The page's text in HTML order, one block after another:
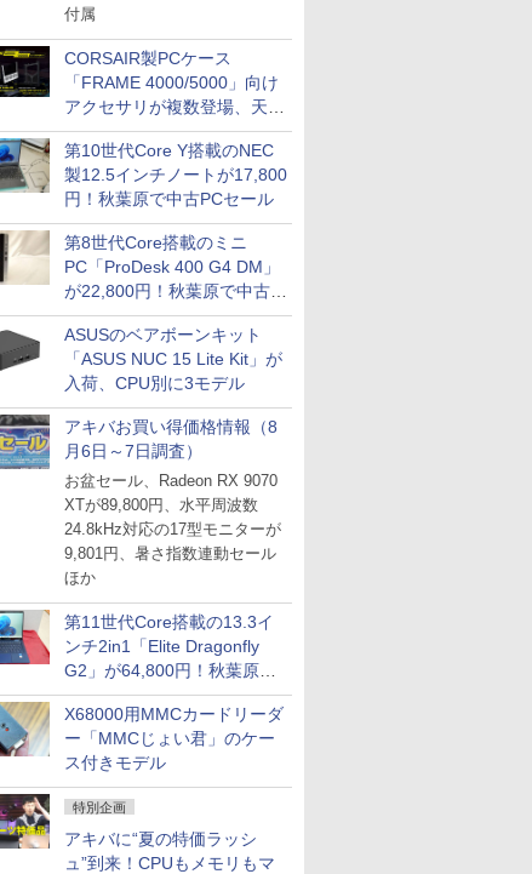
付属
CORSAIR製PCケース
「FRAME 4000/5000」向け
アクセサリが複数登場、天然
木製パネルや背面コネクタ対
応トレイなど
第10世代Core Y搭載のNEC
製12.5インチノートが17,800
円！秋葉原で中古PCセール
第8世代Core搭載のミニ
PC「ProDesk 400 G4 DM」
が22,800円！秋葉原で中古
PCセール
ASUSのベアボーンキット
「ASUS NUC 15 Lite Kit」が
入荷、CPU別に3モデル
アキバお買い得価格情報（8
月6日～7日調査）
お盆セール、Radeon RX 9070
XTが89,800円、水平周波数
24.8kHz対応の17型モニターが
9,801円、暑さ指数連動セール
ほか
第11世代Core搭載の13.3イ
ンチ2in1「Elite Dragonfly
G2」が64,800円！秋葉原で
中古PCセール
X68000用MMCカードリーダ
ー「MMCじょい君」のケー
ス付きモデル
特別企画
アキバに“夏の特価ラッシ
ュ”到来！CPUもメモリもマ